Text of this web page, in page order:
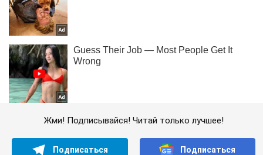
Жми! Подписывайся! Читай только лучшее!
Подписаться Подписаться